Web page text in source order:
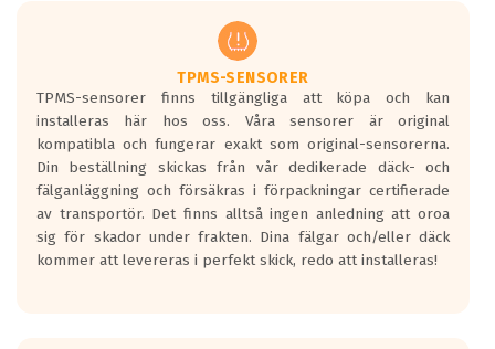
regelverket som introduceras år 2016.
Ett däck med två svarta vågor är redan
godkända för år 2016 nya regelverk.
Ett däck med en svart våg kommer vara
minst tre decibel tystare än det
regelverk som börjar gälla 2016.
TPMS-SENSORER
TPMS-sensorer finns tillgängliga att köpa och kan
installeras här hos oss. Våra sensorer är original
kompatibla och fungerar exakt som original-sensorerna.
Din beställning skickas från vår dedikerade däck- och
fälganläggning och försäkras i förpackningar certifierade
av transportör. Det finns alltså ingen anledning att oroa
sig för skador under frakten. Dina fälgar och/eller däck
kommer att levereras i perfekt skick, redo att installeras!